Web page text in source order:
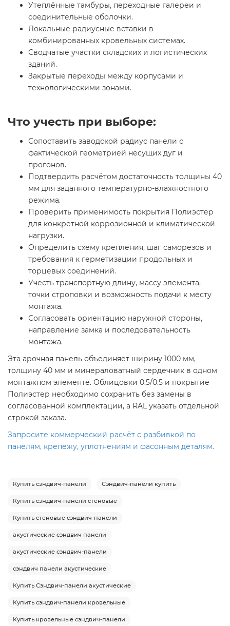
Утеплённые тамбуры, переходные галереи и
соединительные оболочки.
Локальные радиусные вставки в
комбинированных кровельных системах.
Сводчатые участки складских и логистических
зданий.
Закрытые переходы между корпусами и
технологическими зонами.
Что учесть при выборе:
Сопоставить заводской радиус панели с
фактической геометрией несущих дуг и
прогонов.
Подтвердить расчётом достаточность толщины 40
мм для заданного температурно-влажностного
режима.
Проверить применимость покрытия Полиэстер
для конкретной коррозионной и климатической
нагрузки.
Определить схему крепления, шаг саморезов и
требования к герметизации продольных и
торцевых соединений.
Учесть транспортную длину, массу элемента,
точки строповки и возможность подачи к месту
монтажа.
Согласовать ориентацию наружной стороны,
направление замка и последовательность
монтажа.
Эта арочная панель объединяет ширину 1000 мм,
толщину 40 мм и минераловатный сердечник в одном
монтажном элементе. Облицовки 0.5/0.5 и покрытие
Полиэстер необходимо сохранить без замены в
согласованной комплектации, а RAL указать отдельной
строкой заказа.
Запросите коммерческий расчёт с разбивкой по
панелям, крепежу, уплотнениям и фасонным деталям.
Купить сэндвич-панели Сэндвич-панели купить
Купить сэндвич-панели стеновые
Купить стеновые сэндвич-панели
акустические сэндвич панели
акустические сэндвич-панели
сэндвич панели акустические
Купить Сэндвич-панели акустические
Купить сэндвич-панели кровельные
Купить кровельные сэндвич-панели